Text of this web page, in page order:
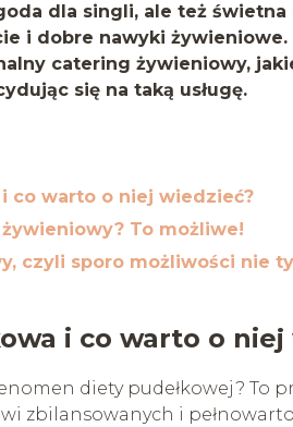
dla singli, ale też
i dobre nawyki
catering żywieniowy,
się na taką usługę.
co warto o niej wiedzieć?
To możliwe!
czyli sporo możliwości nie
i co warto o niej
diety pudełkowej? To
zbilansowanych i